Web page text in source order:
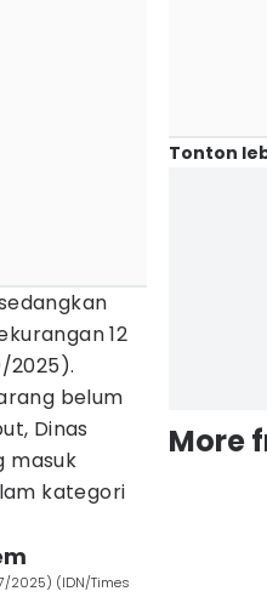
12
2025).
belum
Dinas
masuk
kategori
2025) (IDN/Times
Tonton
More